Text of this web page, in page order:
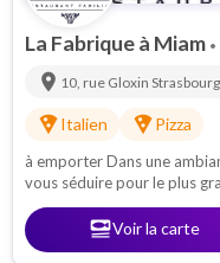
La Fabrique à Miam •
location_on 10, rue Gloxin Strasbourg
local_pizzaItalien local_pizzaPizza
à emporter Dans une ambiance Bistrot-
vous séduire pour le plus
set_mealVoir la carte